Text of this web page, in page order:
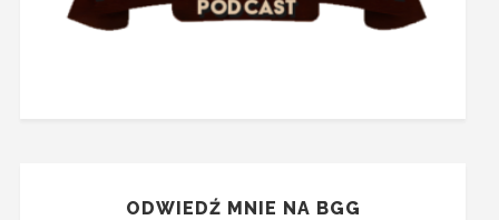
ODWIEDŹ MNIE NA BGG